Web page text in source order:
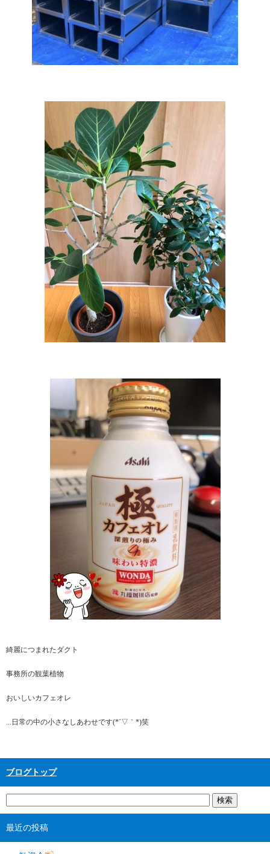
綺麗につまれたダクト
事務所の観葉植物
おいしいカフェオレ
...日常の中の小さなしあわせです(*´▽｀*)笑
ブログトップ
最近の投稿